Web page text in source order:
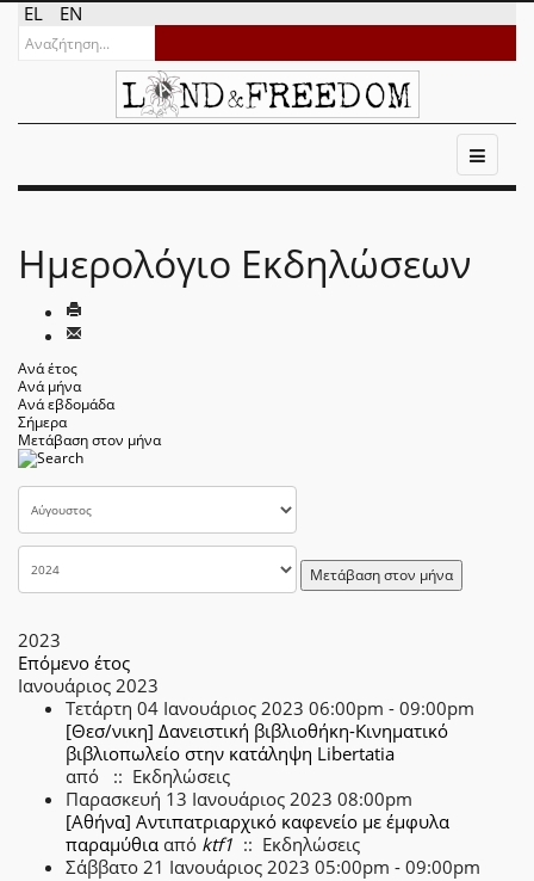
EL EN
Ημερολόγιο Εκδηλώσεων
Ανά έτος
Ανά μήνα
Ανά εβδομάδα
Σήμερα
Μετάβαση στον μήνα
Μετάβαση στον μήνα
2023
Επόμενο έτος
Ιανουάριος 2023
Τετάρτη 04 Ιανουάριος 2023 06:00pm - 09:00pm
[Θεσ/νικη] Δανειστική βιβλιοθήκη-Κινηματικό
βιβλιοπωλείο στην κατάληψη Libertatia
από
:: Εκδηλώσεις
Παρασκευή 13 Ιανουάριος 2023 08:00pm
[Αθήνα] Αντιπατριαρχικό καφενείο με έμφυλα
παραμύθια από ktf1 :: Εκδηλώσεις
Σάββατο 21 Ιανουάριος 2023 05:00pm - 09:00pm